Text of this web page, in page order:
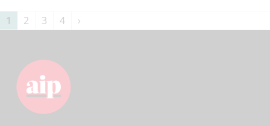
Sidnumrering
inlägg
1 2 3 4 ›